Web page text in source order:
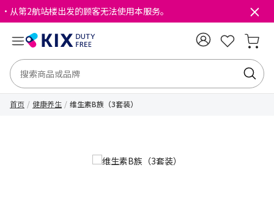
・从第2航站楼出发的顾客无法使用本服务。
首页 健康养生 维生素B族（3套装）